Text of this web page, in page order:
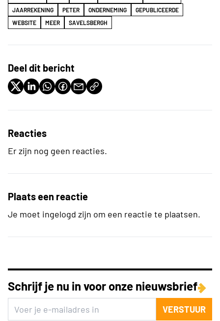
JAARREKENING
PETER ONDERNEMING
GEPUBLICEERDE
WEBSITE
MEER SAVELSBERGH
Deel dit bericht
Reacties
Er zijn nog geen reacties.
Plaats een reactie
Je moet ingelogd zijn om een reactie te plaatsen.
Schrijf je nu in voor onze nieuwsbrief
VERSTUUR